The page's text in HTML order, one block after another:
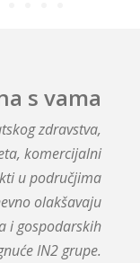
s vama
zdravstva,
komercijalni
u područjima
olakšavaju
i gospodarskih
IN2 grupe.